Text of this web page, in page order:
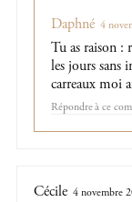
Daphné 4
Tu as raison :
les jours sans
carreaux moi
Répondre
Cécile 4 novembre